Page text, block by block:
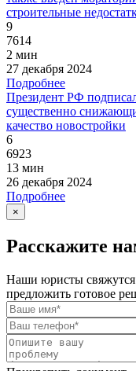
строительные
9
7614
2 мин
27 декабря 2024
Подробнее
Президент РФ
существенно
качество новостройки
6
6923
13 мин
26 декабря 2024
Подробнее
×
Расскажите
Наши юристы
предложить готовое